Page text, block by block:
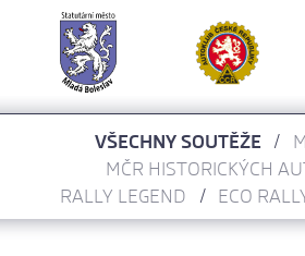
VŠECHNY SOUTĚŽE
MČR HISTORICKÝCH
RALLY LEGEND
ECO